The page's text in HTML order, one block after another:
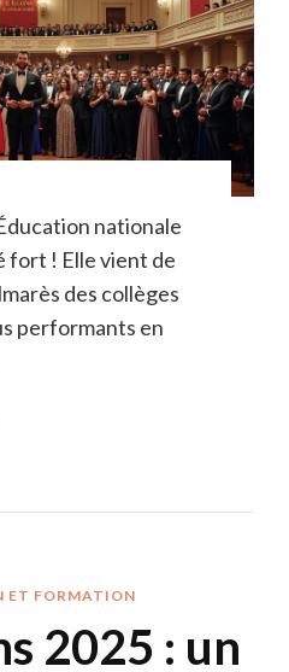
nationale
fort ! Elle vient de
des collèges
performants en
ET FORMATION
2025 : un